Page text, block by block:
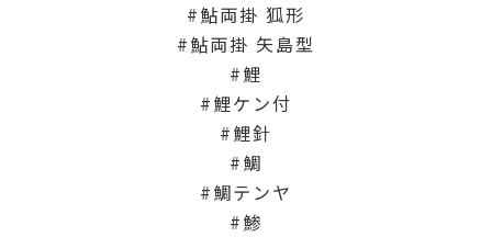
鮎両掛 狐形
鮎両掛 矢島型
鯉
鯉ケン付
鯉針
鯛
鯛テンヤ
鯵